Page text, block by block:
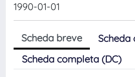
1990-01-01
Scheda breve
Scheda
Scheda completa (DC)